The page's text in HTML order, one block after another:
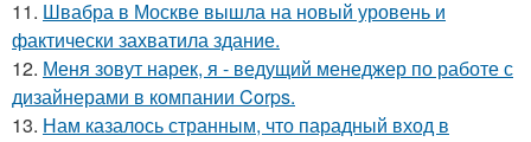
11. Швабра в Москве вышла на новый уровень и
фактически захватила здание.
12. Меня зовут нарек, я - ведущий менеджер по работе с
дизайнерами в компании Corps.
13. Нам казалось странным, что парадный вход в